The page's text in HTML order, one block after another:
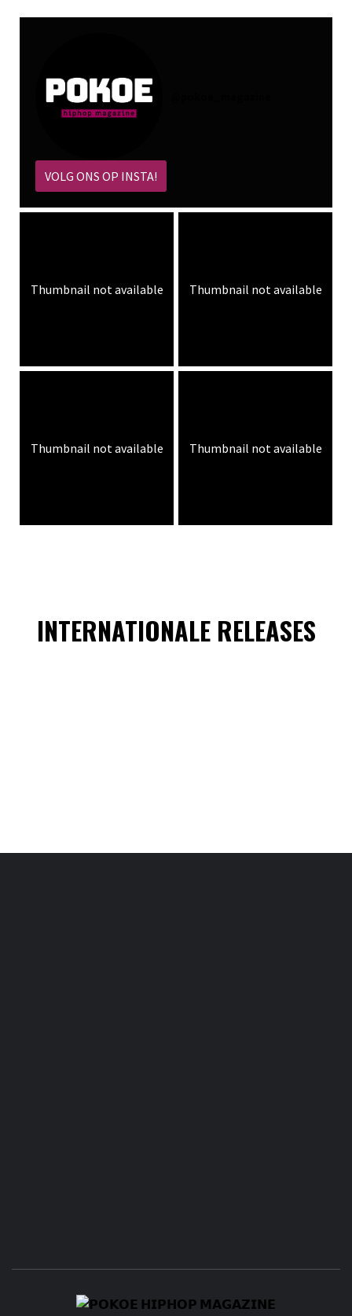
VOLG ONS OP INSTA!
Thumbnail not available Thumbnail not available
Thumbnail not available Thumbnail not available
INTERNATIONALE RELEASES